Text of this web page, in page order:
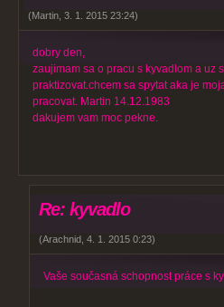
(Martin 3. 1. 2015 23:24)
dobry den,
zaujimam sa o pracu s kyvadlom a uz
praktizovat.chcem sa spytat aka je
pracovat. Martin 14.12.1983
dakujem vam moc pekne.
Re: kyvadlo
(Arachnid 4. 1. 2015 0:23)
Vaše současná schopnost práce s